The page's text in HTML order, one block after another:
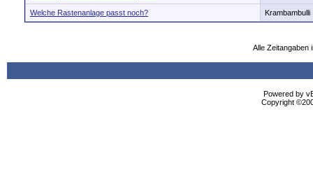
Welche Rastenanlage passt noch? Krambambulli
Alle Zeitangaben
Powered by
Copyright